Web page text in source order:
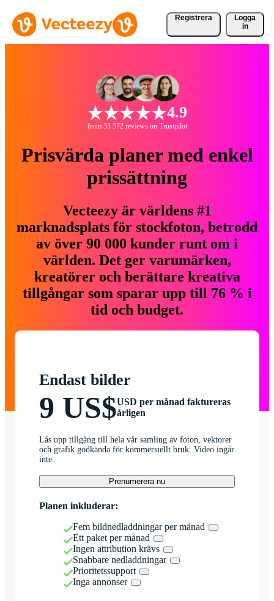
Registrera
Logga
in
4.9
from 33 572 reviews on Trustpilot
Prisvärda planer med enkel
prissättning
Vecteezy är världens #1
marknadsplats för stockfoton, betrodd
av över 90 000 kunder runt om i
världen. Det ger varumärken,
kreatörer och berättare kreativa
tillgångar som sparar upp till 76 % i
tid och budget.
Endast bilder
9 US$USD per månad faktureras
årligen
Lås upp tillgång till hela vår samling av foton, vektorer
och grafik godkända för kommersiellt bruk. Video ingår
inte.
Prenumerera nu
Planen inkluderar:
Fem bildnedladdningar per månad
Ett paket per månad
Ingen attribution krävs
Snabbare nedladdningar
Prioritetssupport
Inga annonser